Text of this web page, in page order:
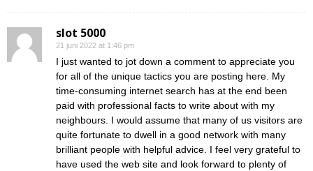
slot 5000
21 juni 2022 at 1:46 pm
I just wanted to jot down a comment to appreciate you
for all of the unique tactics you are posting here. My
time-consuming internet search has at the end been
paid with professional facts to write about with my
neighbours. I would assume that many of us visitors are
quite fortunate to dwell in a good network with many
brilliant people with helpful advice. I feel very grateful to
have used the web site and look forward to plenty of